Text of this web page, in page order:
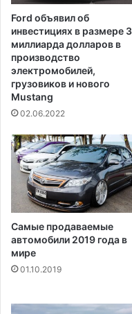
х
с
п
о
р
с
м
н
о
л
я
в
о
и
т
е
е
й
Ford объявил об
инвестициях в размере
миллиарда долларов в
производство
электромобилей,
грузовиков и нового
Mustang
02.06.2022
Самые продаваемые
автомобили 2019 года в
мире
01.10.2019